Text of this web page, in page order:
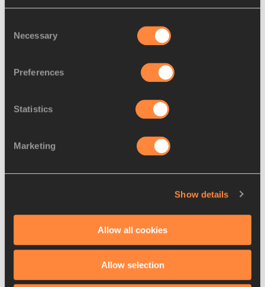
Selection
Necessary
Preferences
Statistics
Marketing
Show details
Allow all cookies
Allow selection
Hele bæredygtighedsindsatsen samles under sloganet:
less. Do greener. Do it together.
Under denne paraply er der defineret fem primære
indsatsområder:
Gennemgående nudging til adfærdsændrende ansvarlig
Indarbejde grønnere elementer i partner- og
leverandøraftaler
Prioriteret indsats for offentlig transport for